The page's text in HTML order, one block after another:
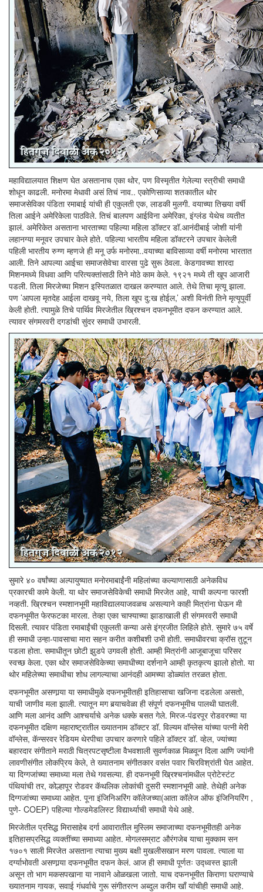
महाविद्यालयात शिक्षण घेत असतानाच एका थोर, पण विस्मृतीत गेलेल्या स्त्रीची समाधी
शोधून काढली. मनोरमा मेधावी असं तिचं नाव.. एकोणिसाव्या शतकातील थोर
समाजसेविका पंडिता रमाबाई यांची ही एकुलती एक, लाडकी मुलगी. वयाच्या तिसर्‍या वर्षी
तिला आईने अमेरिकेला पाठविले. तिचं बालपण आईविना अमेरिका, इंग्लंड येथेच व्यतीत
झालं. अमेरिकेत असताना भारताच्या पहिल्या महिला डॉक्टर डॉ.आनंदीबाई जोशी यांनी
लहानग्या मनूवर उपचार केले होते. पहिल्या भारतीय महिला डॉक्टरने उपचार केलेली
पहिली भारतीय रुग्ण म्हणजे ही मनू उर्फ मनोरमा..वयाच्या बाविसाव्या वर्षी मनोरमा भारतात
आली. तिने आपल्या आईचा समाजसेवेचा वारसा पुढे सुरू ठेवला. केडगावच्या शारदा
मिशनमध्ये विधवा आणि परित्यक्तांसाठी तिने मोठे काम केले. १९२१ मध्ये ती खूप आजारी
पडली. तिला मिरजेच्या मिशन इस्पितळात दाखल करण्यात आले. तेथे तिचा मृत्यू झाला.
पण ’आपला मृतदेह आईला दाखवू नये, तिला खूप दु:ख होईल,’ अशी विनंती तिने मृत्यूपूर्वी
केली होती. त्यामुळे तिचे पार्थिव मिरजेतील ख्रिश्चन दफनभूमीत दफन करण्यात आले.
त्यावर संगमरवरी दगडांची सुंदर समाधी उभारली.
सुमारे ४० वर्षांच्या अल्पायुष्यात मनोरमाबाईंनी महिलांच्या कल्याणासाठी अनेकविध
प्रकारची कामे केली. या थोर समाजसेविकेची समाधी मिरजेत आहे, याची कल्पना फारशी
नव्हती. ख्रिश्चन स्मशानभूमी महाविद्यालयाजवळच असल्याने काही मित्रांना घेऊन मी
दफनभूमीत फेरफटका मारला. तेव्हा एका चाफ्याच्या झाडाखाली ही संगमरवरी समाधी
दिसली. त्यावर पंडिता रमाबाईंची एकुलती कन्या असे इंग्रजीत लिहिले होते. सुमारे ७५ वर्षे
ही समाधी उन्हा-पावसाचा मारा सहन करीत कशीबशी उभी होती. समाधीवरचा क्रॉस तुटून
पडला होता. समाधीतून छोटी झुडपे उगवली होती. आम्ही मित्रांनी आजूबाजूचा परिसर
स्वच्छ केला. एका थोर समाजसेविकेच्या समाधीच्या दर्शनाने आम्ही कृतकृत्य झालो होतो. या
थोर महिलेच्या समाधीचा शोध लागल्याचा आनंदही आमच्या डोळ्यांत तरळत होता.
दफनभूमीत असणार्‍या या समाधीमुळे दफनभूमीतही इतिहासाचा खजिना दडलेला असतो,
याची जाणीव मला झाली. त्यातून मग बर्‍याचवेळा ही संपूर्ण दफनभूमीच पालथी घातली.
आणि मला आनंद आणि आश्चर्याचे अनेक धक्के बसत गेले. मिरज-पंढरपूर रोडवरच्या या
दफनभूमीत दक्षिण महाराष्ट्रातील ख्यातनाम डॉक्टर डॉ. विल्यम वॉन्लेस यांच्या पत्नी मेरी
वॉन्लेस, कॅन्सरवर रेडियम थेरपीचा उपचार करणारे पहिले डॉक्टर डॉ. व्हेल, ज्यांच्या
बहारदार संगीताने मराठी चित्रपटसृष्टीला वैभवशाली सुवर्णकाळ मिळवून दिला आणि ज्यांनी
लावणीसंगीत लोकप्रिय केले, ते ख्यातनाम संगीतकार वसंत पवार चिरविश्रांती घेत आहेत.
या दिग्गजांच्या समाध्या मला तेथे गवसल्या. ही दफनभूमी ख्रिश्चनांमधील प्रोटेस्टंट
पंथियांची तर, कोल्हापूर रोडवर कॅथलिक लोकांची दुसरी स्मशानभूमी आहे. तेथेही अनेक
दिग्गजांच्या समाध्या आहेत. पूना इंजिनिअरिंग कॉलेजच्या(आता कॉलेज ऑफ इंजिनियरिंग ,
पुणे- COEP) पहिल्या गोल्डमेडलिस्ट विद्यार्थ्याची समाधी येथे आहे.
मिरजेतील प्रसिद्ध मिरासाहेब दर्गा आवारातील मुस्लिम समाजाच्या दफनभूमीतही अनेक
इतिहासप्रसिद्ध व्यक्तींच्या समाध्या आहेत. मोगलसम्राट औरंगजेब याचा मुक्काम सन
१७०१ साली मिरजेत असताना त्याचा मुख्य बक्षी मुखलीसखान मरण पावला. त्याला या
दर्ग्याभोवती असणार्‍या दफनभूमीत दफन केलं. आज ही समाधी पूर्णतः उद्ध्वस्त झाली
असून तो भाग मकसपखाना या नावाने ओळखला जातो. याच दफनभूमीत किराणा घराण्याचे
ख्यातनाम गायक, सवाई गंधर्वाचे गुरू संगीतरत्न अब्दुल करीम खाँ यांचीही समाधी आहे.